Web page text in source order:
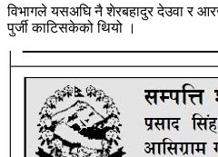
विभागले यसअघि नै शेरबहादुर देउवा र
पुर्जी काटिसकेको थियो ।